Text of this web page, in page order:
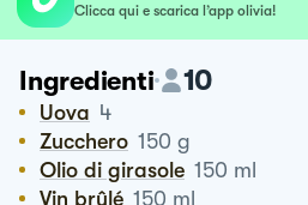
Clicca qui e scarica l’app olivia!
Ingredienti 10
Uova 4
Zucchero 150 g
Olio di girasole 150 ml
Vin brûlé 150 ml